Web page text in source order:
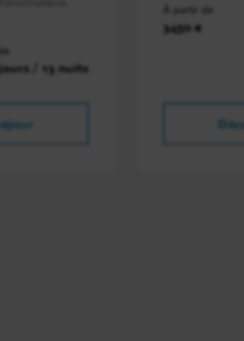
/ 13 nuits
À partir de
3450 €